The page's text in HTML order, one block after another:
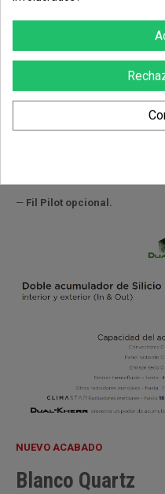
Dual Kherr
Función ventana abierta.
brusca de la temperatura.
— Fil Pilot opcional.
NUEVO ACABADO
Blanco Quartz